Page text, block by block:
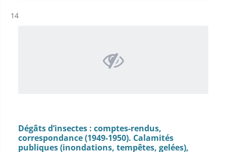
Résultat n°
14
Dégâts d’insectes : comptes-rendus,
correspondance (1949-1950). Calamités
publiques (inondations, tempêtes, gelées),